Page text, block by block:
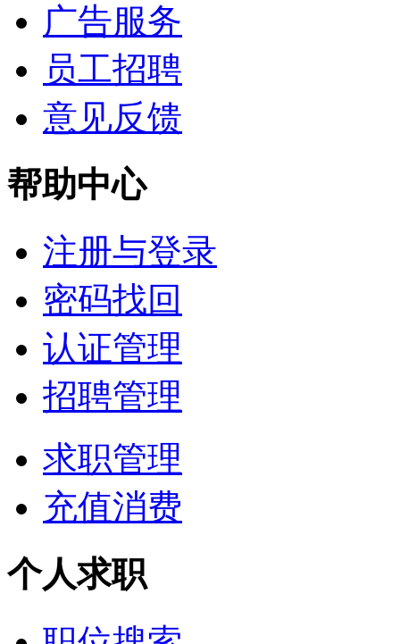
广告服务
员工招聘
意见反馈
帮助中心
注册与登录
密码找回
认证管理
招聘管理
求职管理
充值消费
个人求职